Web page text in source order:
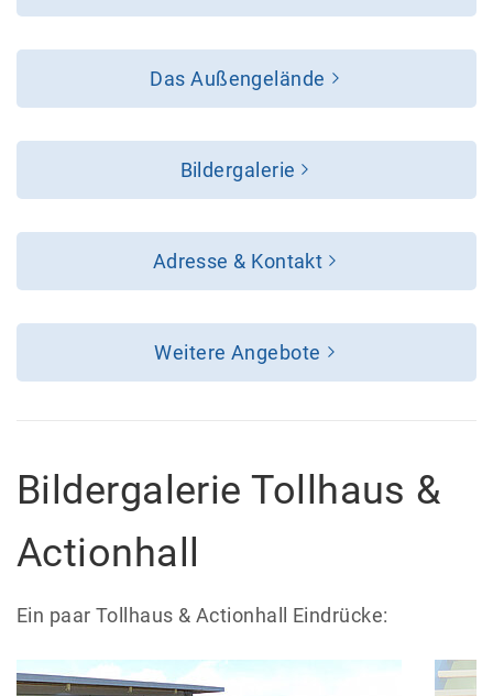
Das Außengelände
Bildergalerie
Adresse & Kontakt
Weitere Angebote
Bildergalerie Tollhaus &
Actionhall
Ein paar Tollhaus & Actionhall Eindrücke: